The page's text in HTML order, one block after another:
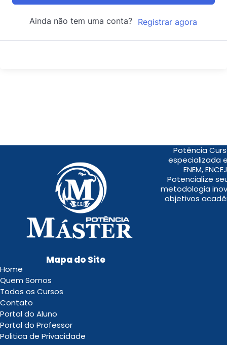
Ainda não tem uma conta? Registrar agora
Potência
especializada
ENEM,
Potencialize
metodologia
objetivos
Mapa do Site
Home
Quem Somos
Todos os Cursos
Contato
Portal do Aluno
Portal do Professor
Politica de Privacidade